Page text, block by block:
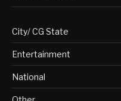
City/ CG State
Entertainment
National